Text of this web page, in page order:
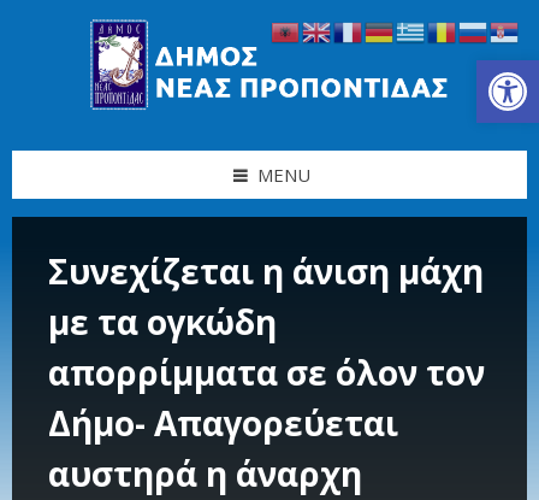
Ανοίξτε τη γραμμή εργαλείων
MENU
Συνεχίζεται η άνιση μάχη
με τα ογκώδη
απορρίμματα σε όλον τον
Δήμο- Απαγορεύεται
αυστηρά η άναρχη